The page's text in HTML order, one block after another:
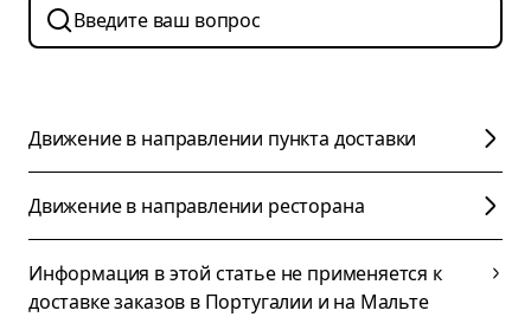
Движение в направлении пункта доставки
Движение в направлении ресторана
Информация в этой статье не применяется к
доставке заказов в Португалии и на Мальте